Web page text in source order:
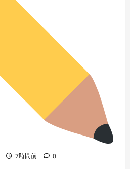
7時間前 0